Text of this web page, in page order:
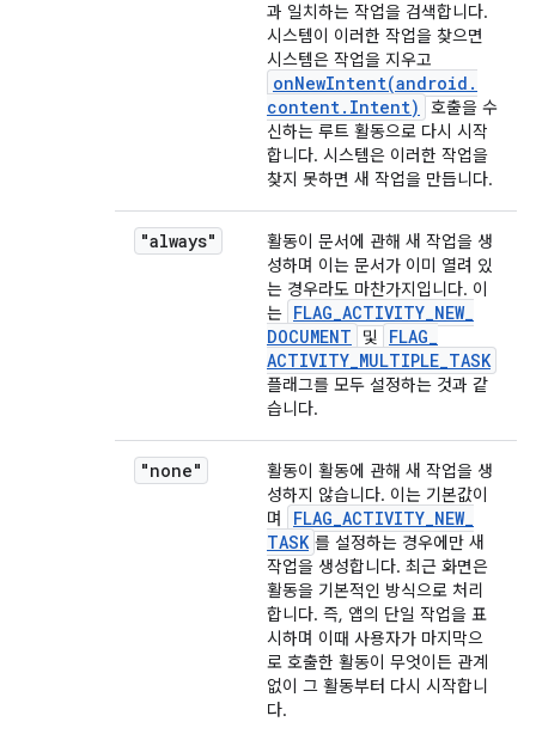
과 일치하는 작업을 검색합니다.
시스템이 이러한 작업을 찾으면
시스템은 작업을 지우고
onNewIntent(android .
content. Intent)
호출을 수
신하는 루트 활동으로 다시 시작
합니다. 시스템은 이러한 작업을
찾지 못하면 새 작업을 만듭니다.
"always"
활동이 문서에 관해 새 작업을 생
성하며 이는 문서가 이미 열려 있
는 경우라도 마찬가지입니다. 이
는 FLAG_ACTIVITY_NEW_
DOCUMENT
및 FLAG_
ACTIVITY_MULTIPLE_TASK
플래그를 모두 설정하는 것과 같
습니다.
"none"
활동이 활동에 관해 새 작업을 생
성하지 않습니다. 이는 기본값이
며
FLAG_ACTIVITY_NEW_
TASK 를 설정하는 경우에만 새
작업을 생성합니다. 최근 화면은
활동을 기본적인 방식으로 처리
합니다. 즉, 앱의 단일 작업을 표
시하며 이때 사용자가 마지막으
로 호출한 활동이 무엇이든 관계
없이 그 활동부터 다시 시작합니
다.